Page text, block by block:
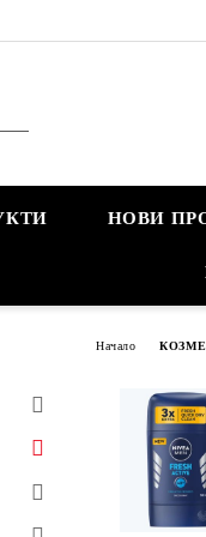
НОВИ
Начало